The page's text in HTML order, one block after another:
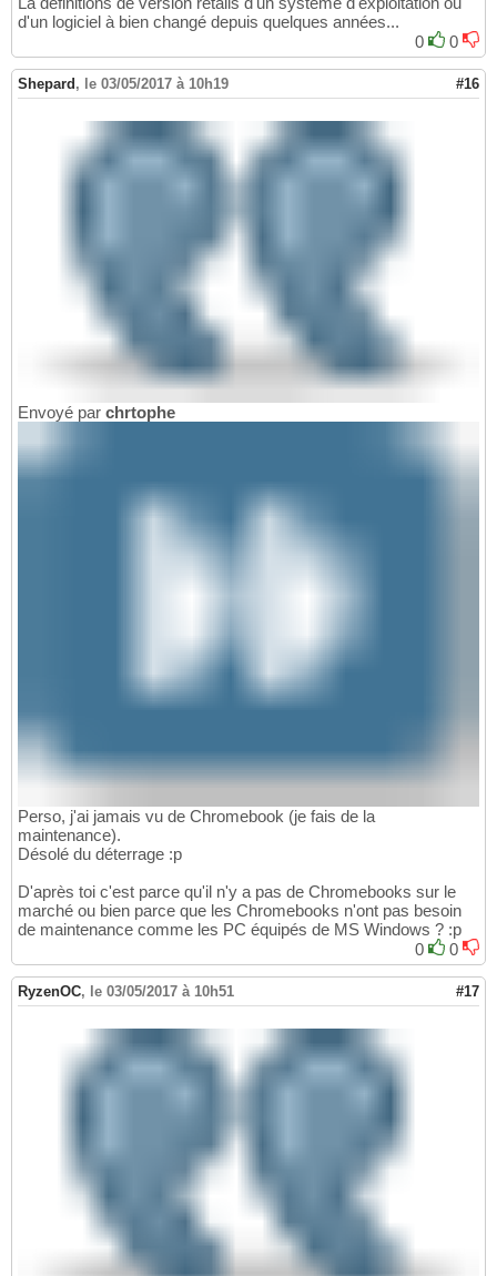
d'un logiciel à bien changé depuis quelques années...
0
0
Shepard, le 03/05/2017 à 10h19 #16
Envoyé par chrtophe
Perso, j'ai jamais vu de Chromebook (je fais de la
maintenance).
Désolé du déterrage :p
D'après toi c'est parce qu'il n'y a pas de Chromebooks sur le
marché ou bien parce que les Chromebooks n'ont pas besoin
de maintenance comme les PC équipés de MS Windows ? :p
0
0
RyzenOC, le 03/05/2017 à 10h51 #17